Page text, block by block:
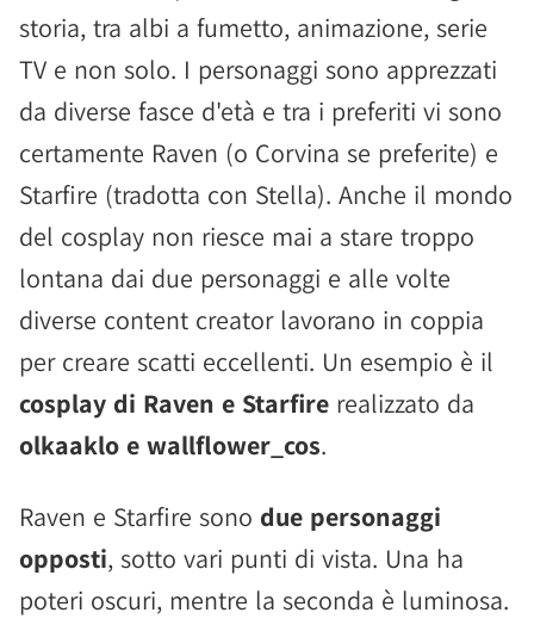
storia, tra albi a fumetto, animazione, serie
TV e non solo. I personaggi sono apprezzati
da diverse fasce d'età e tra i preferiti vi sono
certamente Raven (o Corvina se preferite) e
Starfire (tradotta con Stella). Anche il mondo
del cosplay non riesce mai a stare troppo
lontana dai due personaggi e alle volte
diverse content creator lavorano in coppia
per creare scatti eccellenti. Un esempio è il
cosplay di Raven e Starfire realizzato da
olkaaklo e wallflower_cos.
Raven e Starfire sono due personaggi
opposti, sotto vari punti di vista. Una ha
poteri oscuri, mentre la seconda è luminosa.